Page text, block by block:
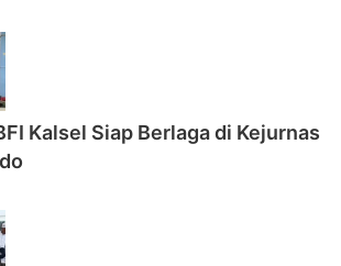
Kalsel Siap Berlaga di Kejurnas